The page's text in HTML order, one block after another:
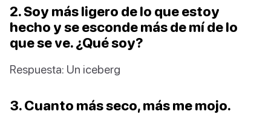
2. Soy más ligero de lo que estoy
hecho y se esconde más de mí de lo
que se ve. ¿Qué soy?
Respuesta: Un iceberg
3. Cuanto más seco, más me mojo.